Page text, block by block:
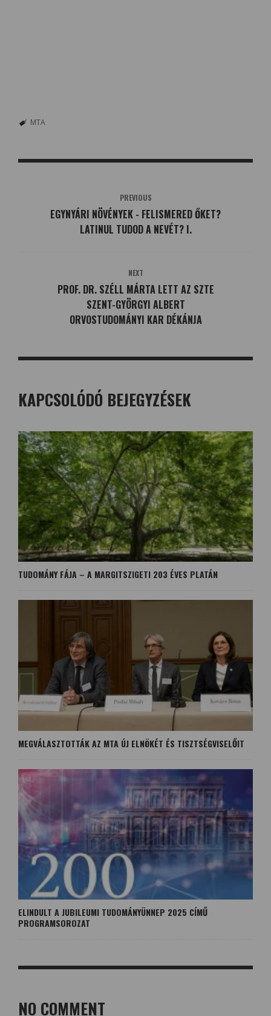
MTA
PREVIOUS
EGYNYÁRI NÖVÉNYEK - FELISMERED ŐKET?
LATINUL TUDOD A NEVÉT? I.
NEXT
PROF. DR. SZÉLL MÁRTA LETT AZ SZTE
SZENT-GYÖRGYI ALBERT
ORVOSTUDOMÁNYI KAR DÉKÁNJA
KAPCSOLÓDÓ BEJEGYZÉSEK
TUDOMÁNY FÁJA – A MARGITSZIGETI 203 ÉVES PLATÁN
MEGVÁLASZTOTTÁK AZ MTA ÚJ ELNÖKÉT ÉS TISZTSÉGVISELŐIT
ELINDULT A JUBILEUMI TUDOMÁNYÜNNEP 2025 CÍMŰ
PROGRAMSOROZAT
NO COMMENT